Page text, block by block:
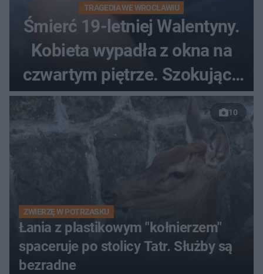
TRAGEDIA WE WROCŁAWIU
Śmierć 19-letniej Walentyny.
Kobieta wypadła z okna na
czwartym piętrze. Szokujące
nagranie trafiło do sieci
10
ZWIERZĘ W POTRZASKU
Łania z plastikowym "kołnierzem"
spaceruje po stolicy Tatr. Służby są
bezradne